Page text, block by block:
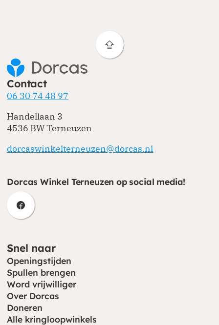
Contact
06 30 74 48 97
Handellaan 3
4536 BW Terneuzen
dorcaswinkelterneuzen@dorcas.nl
Dorcas Winkel Terneuzen op social media!
(opent in nieuw venster)
Snel naar
Openingstijden
Spullen brengen
Word vrijwilliger
Over Dorcas
Doneren
Alle kringloopwinkels